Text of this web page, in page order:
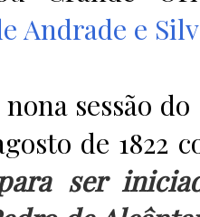
Andrade e
sessão
de 1822
ser